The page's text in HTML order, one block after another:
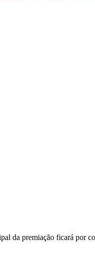
da premiação ficará por